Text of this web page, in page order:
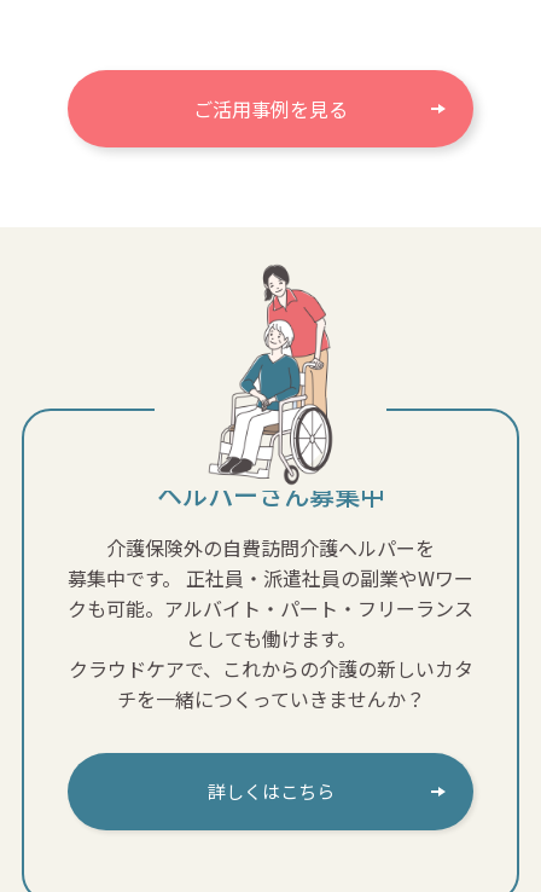
ご活用事例を見る
ヘルパーさん募集中
介護保険外の自費訪問介護ヘルパーを
募集中です。
正社員・派遣社員の副業やWワー
クも可能。アルバイト・パート・フリーランス
としても働けます。
クラウドケアで、これからの介護の新しいカタ
チを一緒につくっていきませんか？
詳しくはこちら